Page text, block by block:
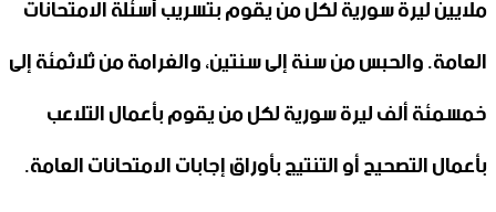
العامة. والحبس من سنة إلى سنتين، والغرامة من ثلاثمئة إلى
خمسمئة ألف ليرة سورية لكل من يقوم بأعمال التلاعب
بأعمال التصحيح أو التنتيج بأوراق إجابات الامتحانات العامة.